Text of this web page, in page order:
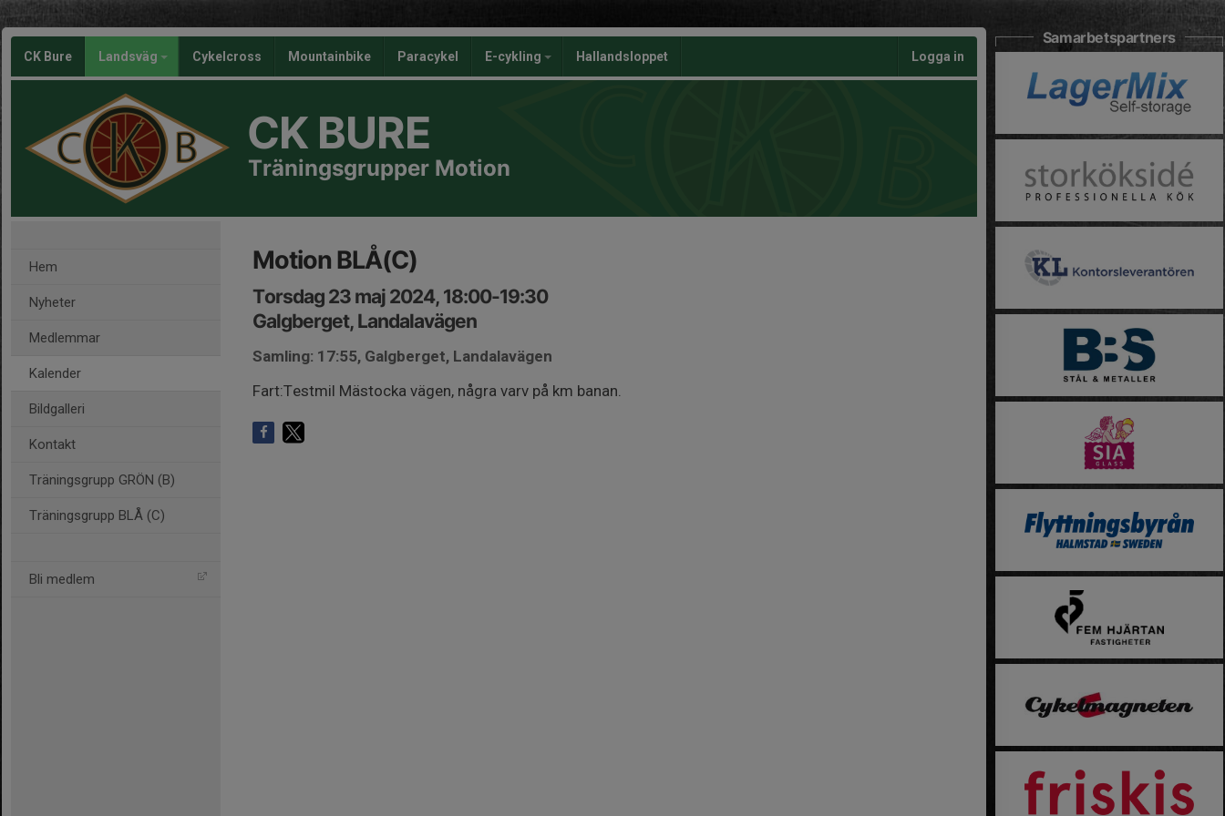
CK Bure Landsväg Cykelcross Mountainbike Paracykel E-cykling Hallandsloppet Logga in
CK BURE
Träningsgrupper Motion
Hem
Nyheter
Medlemmar
Kalender
Bildgalleri
Kontakt
Träningsgrupp GRÖN (B)
Träningsgrupp BLÅ (C)
Bli medlem
Motion BLÅ(C)
Torsdag 23 maj 2024, 18:00-19:30
Galgberget, Landalavägen
Samling: 17:55, Galgberget, Landalavägen
Fart:Testmil Mästocka vägen, några varv på km banan.
Samarbetspartners